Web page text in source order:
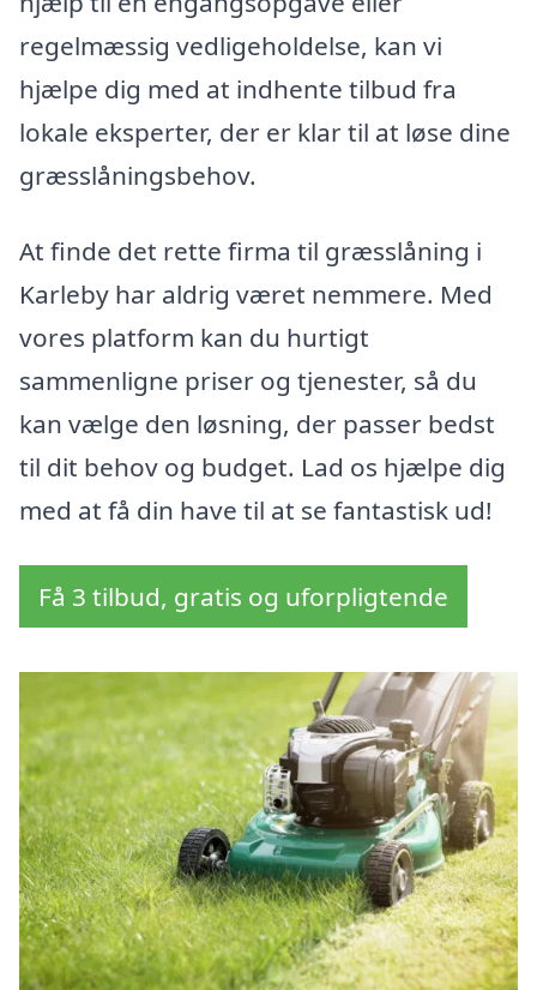
regelmæssig vedligeholdelse, kan vi
hjælpe dig med at indhente tilbud fra
lokale eksperter, der er klar til at løse dine
græsslåningsbehov.
At finde det rette firma til græsslåning i
Karleby har aldrig været nemmere. Med
vores platform kan du hurtigt
sammenligne priser og tjenester, så du
kan vælge den løsning, der passer bedst
til dit behov og budget. Lad os hjælpe dig
med at få din have til at se fantastisk ud!
Få 3 tilbud, gratis og uforpligtende